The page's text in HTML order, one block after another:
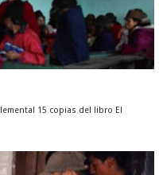
15 copias del libro El